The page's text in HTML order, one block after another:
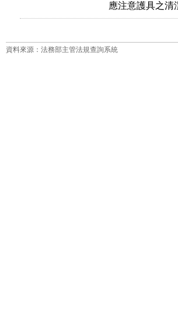
應注意護具之清
資料來源：法務部主管法規查詢系統